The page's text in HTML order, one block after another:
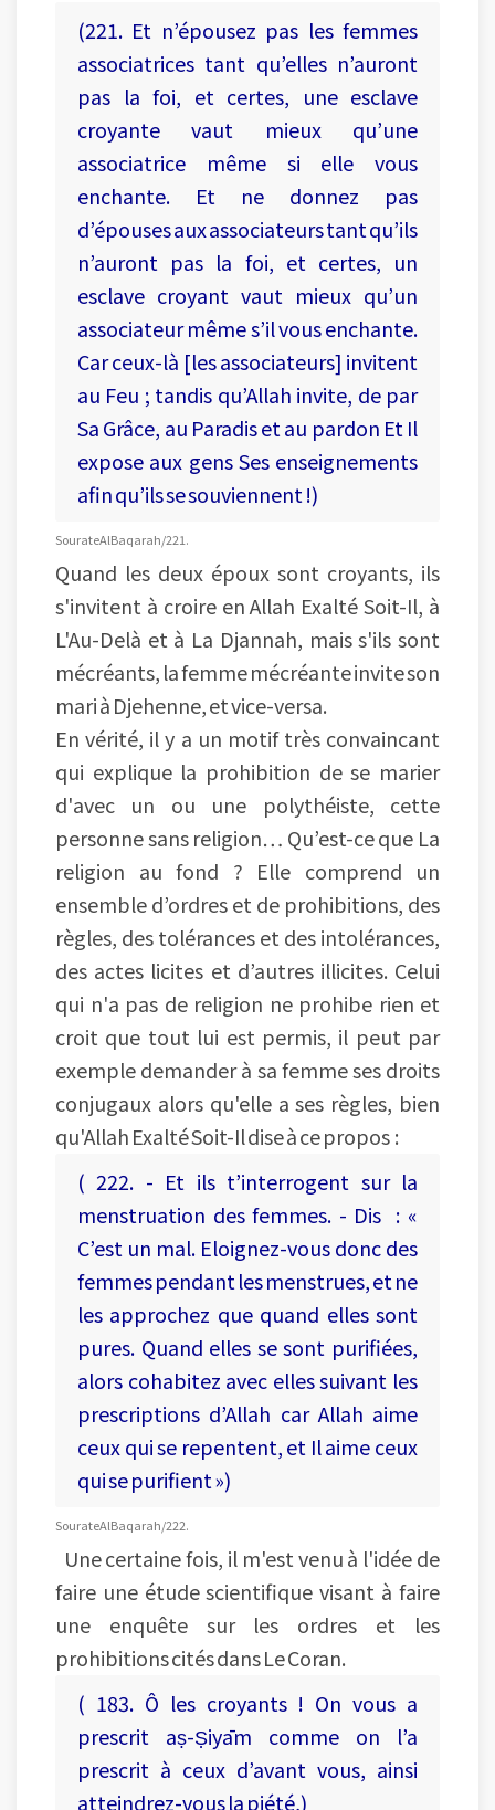
(221. Et n’épousez pas les femmes
associatrices tant qu’elles n’auront
pas la foi, et certes, une esclave
croyante vaut mieux qu’une
associatrice même si elle vous
enchante. Et ne donnez pas
d’épouses aux associateurs tant qu’ils
n’auront pas la foi, et certes, un
esclave croyant vaut mieux qu’un
associateur même s’il vous enchante.
Car ceux-là [les associateurs] invitent
au Feu ; tandis qu’Allah invite, de par
Sa Grâce, au Paradis et au pardon Et Il
expose aux gens Ses enseignements
afin qu’ils se souviennent !)
Sourate Al Baqarah/221.
Quand les deux époux sont croyants, ils
s'invitent à croire en Allah Exalté Soit-Il, à
L'Au-Delà et à La Djannah, mais s'ils sont
mécréants, la femme mécréante invite son
mari à Djehenne, et vice-versa.
En vérité, il y a un motif très convaincant
qui explique la prohibition de se marier
d'avec un ou une polythéiste, cette
personne sans religion… Qu’est-ce que La
religion au fond ? Elle comprend un
ensemble d’ordres et de prohibitions, des
règles, des tolérances et des intolérances,
des actes licites et d’autres illicites. Celui
qui n'a pas de religion ne prohibe rien et
croit que tout lui est permis, il peut par
exemple demander à sa femme ses droits
conjugaux alors qu'elle a ses règles, bien
qu'Allah Exalté Soit-Il dise à ce propos :
( 222. - Et ils t’interrogent sur la
menstruation des femmes. - Dis : «
C’est un mal. Eloignez-vous donc des
femmes pendant les menstrues, et ne
les approchez que quand elles sont
pures. Quand elles se sont purifiées,
alors cohabitez avec elles suivant les
prescriptions d’Allah car Allah aime
ceux qui se repentent, et Il aime ceux
qui se purifient »)
Sourate Al Baqarah/222.
Une certaine fois, il m'est venu à l'idée de
faire une étude scientifique visant à faire
une enquête sur les ordres et les
prohibitions cités dans Le Coran.
( 183. Ô les croyants ! On vous a
prescrit aṣ-Ṣiyām comme on l’a
prescrit à ceux d’avant vous, ainsi
atteindrez-vous la piété,)